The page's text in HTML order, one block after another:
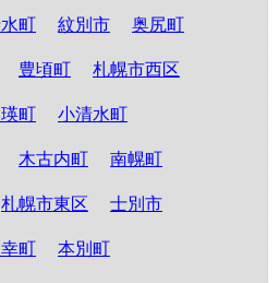
町 紋別市 奥尻町
豊頃町 札幌市西区
町 小清水町
木古内町 南幌町
札幌市東区 士別市
町 本別町